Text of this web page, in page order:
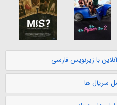
با زیرنویس فارسی
سریال ها